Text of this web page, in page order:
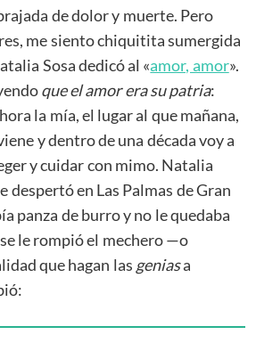
de dolor y muerte. Pero
me siento chiquitita sumergida
Sosa dedicó al «amor, amor».
que el amor era su patria:
la mía, el lugar al que mañana,
y dentro de una década voy a
y cuidar con mimo. Natalia
despertó en Las Palmas de Gran
panza de burro y no le quedaba
le rompió el mechero —o
que hagan las geniasa